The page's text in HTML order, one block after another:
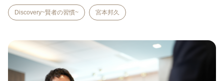
…
Discovery~賢者の習慣~ 宮本邦久